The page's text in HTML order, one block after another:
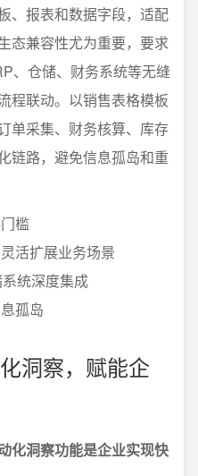
、报表和数据字段，适配
态兼容性尤为重要，要求
、仓储、财务系统等无缝
程联动。以销售表格模板
单采集、财务核算、库存
链路，避免信息孤岛和重
槛
活扩展业务场景
统深度集成
孤岛
洞察，赋能企
化洞察功能是企业实现快